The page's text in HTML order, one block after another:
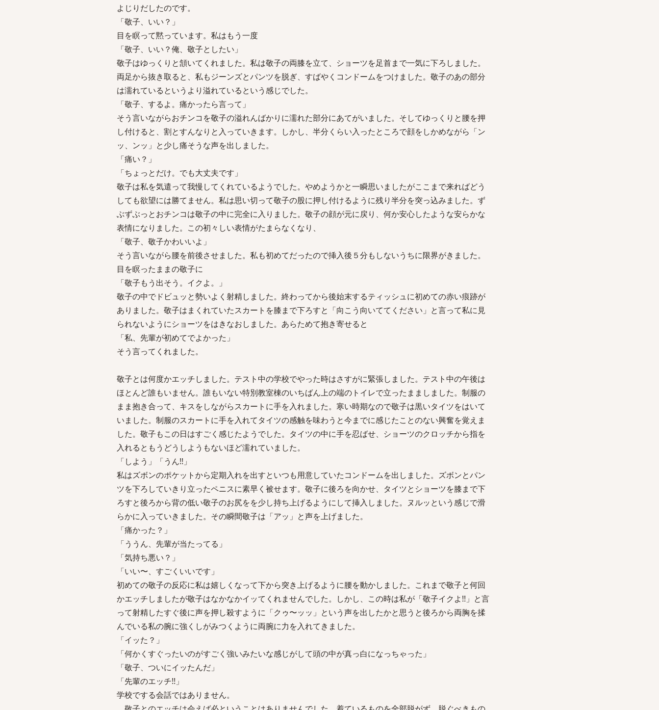
よじりだしたのです。
「敬子、いい？」
目を瞑って黙っています。私はもう一度
「敬子、いい？俺、敬子としたい」
敬子はゆっくりと頷いてくれました。私は敬子の両膝を立て、ショーツを足首まで一気に下ろしました。
両足から抜き取ると、私もジーンズとパンツを脱ぎ、すばやくコンドームをつけました。敬子のあの部分
は濡れているというより溢れているという感じでした。
「敬子、するよ。痛かったら言って」
そう言いながらおチンコを敬子の溢れんばかりに濡れた部分にあてがいました。そしてゆっくりと腰を押
し付けると、割とすんなりと入っていきます。しかし、半分くらい入ったところで顔をしかめながら「ン
ッ、ンッ」と少し痛そうな声を出しました。
「痛い？」
「ちょっとだけ。でも大丈夫です」
敬子は私を気遣って我慢してくれているようでした。やめようかと一瞬思いましたがここまで来ればどう
しても欲望には勝てません。私は思い切って敬子の股に押し付けるように残り半分を突っ込みました。ず
ぶずぶっとおチンコは敬子の中に完全に入りました。敬子の顔が元に戻り、何か安心したような安らかな
表情になりました。この初々しい表情がたまらなくなり、
「敬子、敬子かわいいよ」
そう言いながら腰を前後させました。私も初めてだったので挿入後５分もしないうちに限界がきました。
目を瞑ったままの敬子に
「敬子もう出そう。イクよ。」
敬子の中でドビュッと勢いよく射精しました。終わってから後始末するティッシュに初めての赤い痕跡が
ありました。敬子はまくれていたスカートを膝まで下ろすと「向こう向いててください」と言って私に見
られないようにショーツをはきなおしました。あらためて抱き寄せると
「私、先輩が初めてでよかった」
そう言ってくれました。
敬子とは何度かエッチしました。テスト中の学校でやった時はさすがに緊張しました。テスト中の午後は
ほとんど誰もいません。誰もいない特別教室棟のいちばん上の端のトイレで立ったまましました。制服の
まま抱き合って、キスをしながらスカートに手を入れました。寒い時期なので敬子は黒いタイツをはいて
いました。制服のスカートに手を入れてタイツの感触を味わうと今までに感じたことのない興奮を覚えま
した。敬子もこの日はすごく感じたようでした。タイツの中に手を忍ばせ、ショーツのクロッチから指を
入れるともうどうしようもないほど濡れていました。
「しよう」「うん!!」
私はズボンのポケットから定期入れを出すといつも用意していたコンドームを出しました。ズボンとパン
ツを下ろしていきり立ったペニスに素早く被せます。敬子に後ろを向かせ、タイツとショーツを膝まで下
ろすと後ろから背の低い敬子のお尻をを少し持ち上げるようにして挿入しました。ヌルッという感じで滑
らかに入っていきました。その瞬間敬子は「アッ」と声を上げました。
「痛かった？」
「ううん、先輩が当たってる」
「気持ち悪い？」
「いい〜、すごくいいです」
初めての敬子の反応に私は嬉しくなって下から突き上げるように腰を動かしました。これまで敬子と何回
かエッチしましたが敬子はなかなかイッてくれませんでした。しかし、この時は私が「敬子イクよ!!」と言
って射精したすぐ後に声を押し殺すように「クゥ〜ッッ」という声を出したかと思うと後ろから両胸を揉
んでいる私の腕に強くしがみつくように両腕に力を入れてきました。
「イッた？」
「何かくすぐったいのがすごく強いみたいな感じがして頭の中が真っ白になっちゃった」
「敬子、ついにイッたんだ」
「先輩のエッチ!!」
学校でする会話ではありません。